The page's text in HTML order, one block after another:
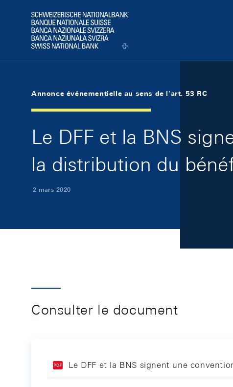
Logo
Annonce événementielle au sens de l'art. 53 RC
Le DFF et la BNS
la distribution du
2 mars 2020
Consulter le document
Le DFF et la BNS signent une